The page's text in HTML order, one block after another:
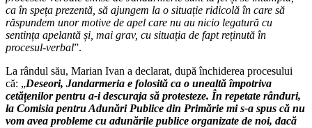
ca în speța prezentă, să ajungem la o situație ridicolă în care să
răspundem unor motive de apel care nu au nicio legatură cu
sentința apelantă și, mai grav, cu situația de fapt reținută în
procesul-verbal”.
La rândul său, Marian Ivan a declarat, după închiderea procesului
că: „Deseori, Jandarmeria e folosită ca o unealtă împotriva
cetățenilor pentru a-i descuraja să protesteze. În repetate rânduri,
la Comisia pentru Adunări Publice din Primărie mi s-a spus că nu
vom avea probleme cu adunările publice organizate de noi, dacă